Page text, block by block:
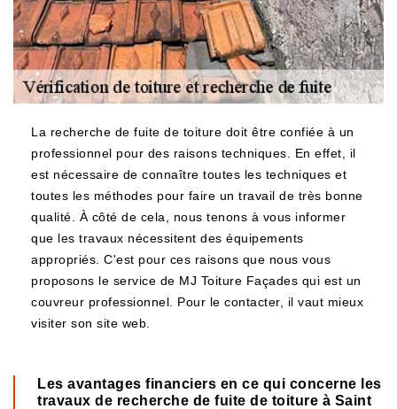
La recherche de fuite de toiture doit être confiée à un
professionnel pour des raisons techniques. En effet, il
est nécessaire de connaître toutes les techniques et
toutes les méthodes pour faire un travail de très bonne
qualité. À côté de cela, nous tenons à vous informer
que les travaux nécessitent des équipements
appropriés. C'est pour ces raisons que nous vous
proposons le service de MJ Toiture Façades qui est un
couvreur professionnel. Pour le contacter, il vaut mieux
visiter son site web.
Les avantages financiers en ce qui concerne les
travaux de recherche de fuite de toiture à Saint